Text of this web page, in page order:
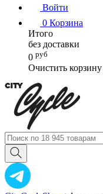
Войти
0 Корзина
Итого
без доставки
0 руб
Очистить корзину